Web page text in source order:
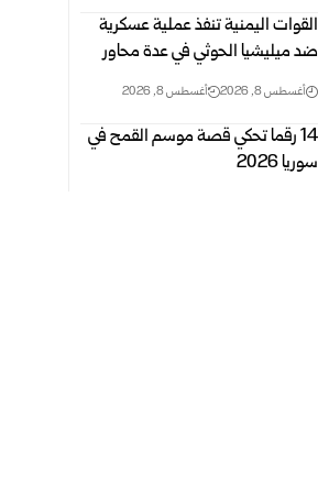
القوات اليمنية تنفذ عملية عسكرية
ضد ميليشيا الحوثي في ‏عدة محاور ‏
أغسطس 8, 2026 أغسطس 8, 2026
14 رقما تحكي قصة موسم القمح في
سوريا 2026